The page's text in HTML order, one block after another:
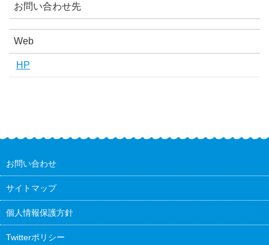
お問い合わせ先
Web
HP
お問い合わせ
サイトマップ
個人情報保護方針
Twitterポリシー